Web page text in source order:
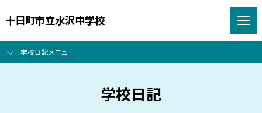
十日町市立水沢中学校
学校日記メニュー
学校日記